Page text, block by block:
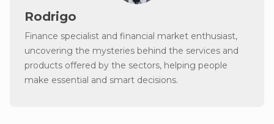
Rodrigo
Finance specialist and financial market enthusiast,
uncovering the mysteries behind the services and
products offered by the sectors, helping people
make essential and smart decisions.